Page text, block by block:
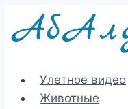
Перейти
Улетное видео
Животные